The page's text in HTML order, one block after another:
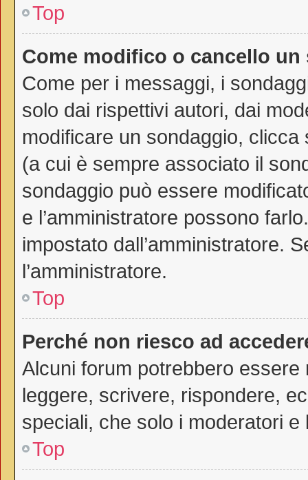
Top
Come modifico o cancello
Come per i messaggi, i
solo dai rispettivi autori, dai
modificare un sondaggio,
(a cui è sempre associato il
sondaggio può essere
e l’amministratore possono
impostato dall’amministratore.
l’amministratore.
Top
Perché non riesco ad
Alcuni forum potrebbero
leggere, scrivere, rispondere,
speciali, che solo i moderatori
Top